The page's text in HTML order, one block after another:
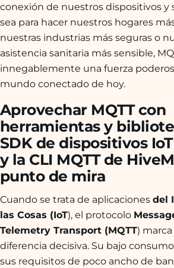
conexión de nuestros dispositivos y
sea para hacer nuestros hogares
nuestras industrias más seguras o
asistencia sanitaria más sensible,
innegablemente una fuerza
mundo conectado de hoy.
Aprovechar MQTT con
herramientas y
SDK de dispositivos
y la CLI MQTT de
punto de mira
Cuando se trata de aplicaciones del
las Cosas (IoT), el protocolo
Telemetry Transport (MQTT)
diferencia decisiva. Su bajo
sus requisitos de poco ancho de